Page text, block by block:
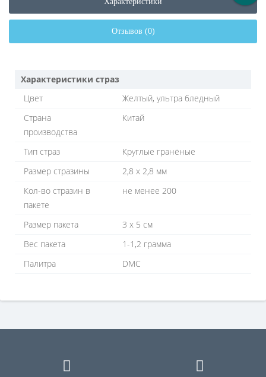
Отзывов (0)
Характеристики страз
Цвет
Желтый, ультра бледный
Страна
производства
Китай
Тип страз
Круглые гранёные
Размер стразины
2,8 х 2,8 мм
Кол-во стразин в
пакете
не менее 200
Размер пакета
3 х 5 см
Вес пакета
1-1,2 грамма
Палитра
DMC